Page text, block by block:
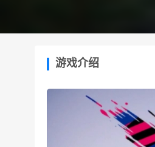
游戏介绍